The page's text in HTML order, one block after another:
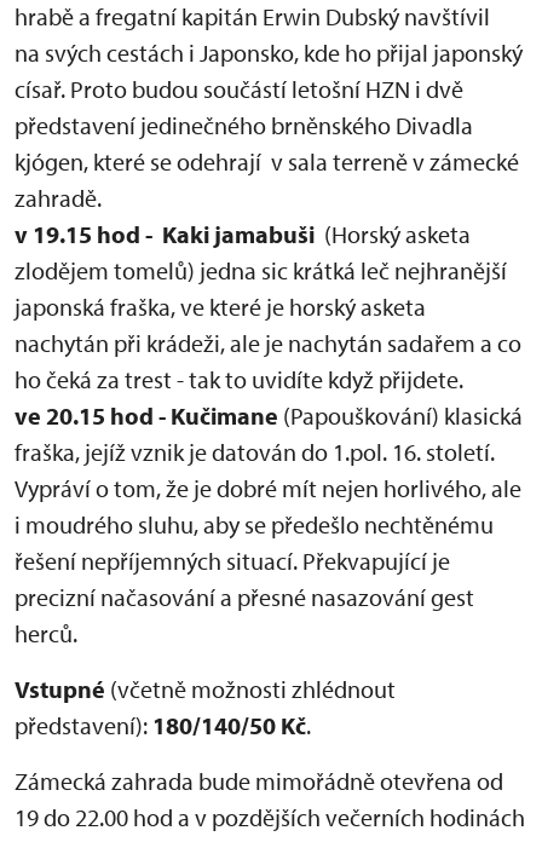
hrabě a fregatní kapitán Erwin Dubský navštívil
na svých cestách i Japonsko, kde ho přijal japonský
císař. Proto budou součástí letošní HZN i dvě
představení jedinečného brněnského Divadla
kjógen, které se odehrají v sala terreně v zámecké
zahradě.
v 19.15 hod - Kaki jamabuši (Horský asketa
zlodějem tomelů) jedna sic krátká leč nejhranější
japonská fraška, ve které je horský asketa
nachytán při krádeži, ale je nachytán sadařem a co
ho čeká za trest - tak to uvidíte když přijdete.
ve 20.15 hod - Kučimane (Papouškování) klasická
fraška, jejíž vznik je datován do 1.pol. 16. století.
Vypráví o tom, že je dobré mít nejen horlivého, ale
i moudrého sluhu, aby se předešlo nechtěnému
řešení nepříjemných situací. Překvapující je
precizní načasování a přesné nasazování gest
herců.
Vstupné (včetně možnosti zhlédnout
představení): 180/140/50 Kč.
Zámecká zahrada bude mimořádně otevřena od
19 do 22.00 hod a v pozdějších večerních hodinách